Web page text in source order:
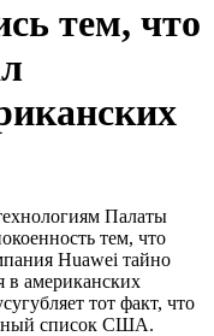
тем, что
Палаты
тем, что
Huawei тайно
в американских
тот факт, что
список США.